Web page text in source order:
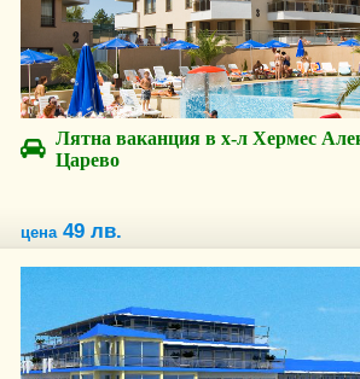
Лятна ваканция в х-л Хермес
Царево
цена49 лв.